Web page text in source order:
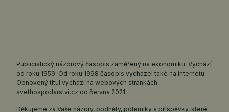
Publicistický názorový časopis zaměřený na ekonomiku. Vychází
od roku 1959. Od roku 1998 časopis vycházel také na internetu.
Obnovený titul vychází na webových stránkách
svethospodarstvi.cz od června 2021.
Děkujeme za Vaše názory, podněty, polemiky a příspěvky, které